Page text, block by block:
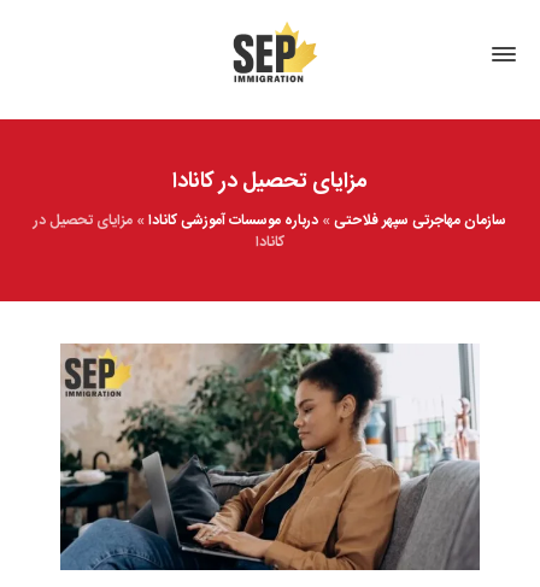
مزایای تحصیل در کانادا
سازمان مهاجرتی سپهر فلاحتی» درباره موسسات آموزشی کانادا» مزایای تحصیل در
کانادا